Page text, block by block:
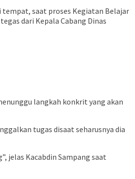
tempat, saat proses Kegiatan Belajar
dari Kepala Cabang Dinas
langkah konkrit yang akan
tugas disaat seharusnya dia
jelas Kacabdin Sampang saat